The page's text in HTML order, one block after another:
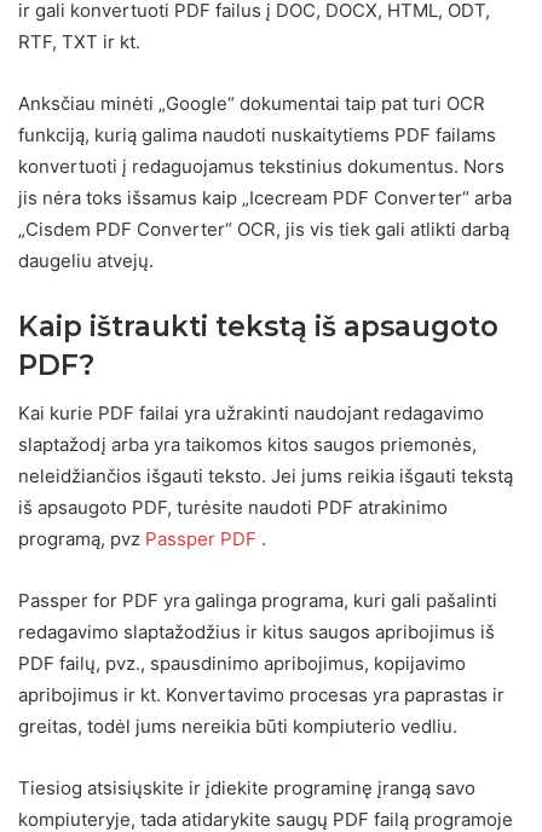
ir gali konvertuoti PDF failus į DOC, DOCX, HTML, ODT,
RTF, TXT ir kt.
Anksčiau minėti „Google“ dokumentai taip pat turi OCR
funkciją, kurią galima naudoti nuskaitytiems PDF failams
konvertuoti į redaguojamus tekstinius dokumentus. Nors
jis nėra toks išsamus kaip „Icecream PDF Converter“ arba
„Cisdem PDF Converter“ OCR, jis vis tiek gali atlikti darbą
daugeliu atvejų.
Kaip ištraukti tekstą iš apsaugoto
PDF?
Kai kurie PDF failai yra užrakinti naudojant redagavimo
slaptažodį arba yra taikomos kitos saugos priemonės,
neleidžiančios išgauti teksto. Jei jums reikia išgauti tekstą
iš apsaugoto PDF, turėsite naudoti PDF atrakinimo
programą, pvz Passper PDF .
Passper for PDF yra galinga programa, kuri gali pašalinti
redagavimo slaptažodžius ir kitus saugos apribojimus iš
PDF failų, pvz., spausdinimo apribojimus, kopijavimo
apribojimus ir kt. Konvertavimo procesas yra paprastas ir
greitas, todėl jums nereikia būti kompiuterio vedliu.
Tiesiog atsisiųskite ir įdiekite programinę įrangą savo
kompiuteryje, tada atidarykite saugų PDF failą programoje